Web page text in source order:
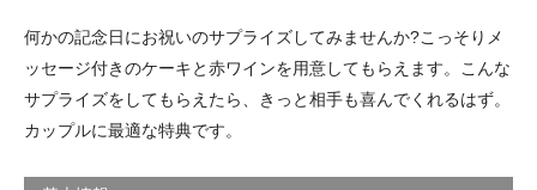
何かの記念日にお祝いのサプライズしてみませんか?こっそりメ
ッセージ付きのケーキと赤ワインを用意してもらえます。こんな
サプライズをしてもらえたら、きっと相手も喜んでくれるはず。
カップルに最適な特典です。